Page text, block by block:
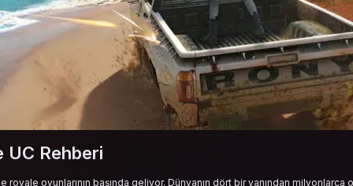
UC Rehberi
oyunlarının başında geliyor. Dünyanın dört bir yanından milyonlarca